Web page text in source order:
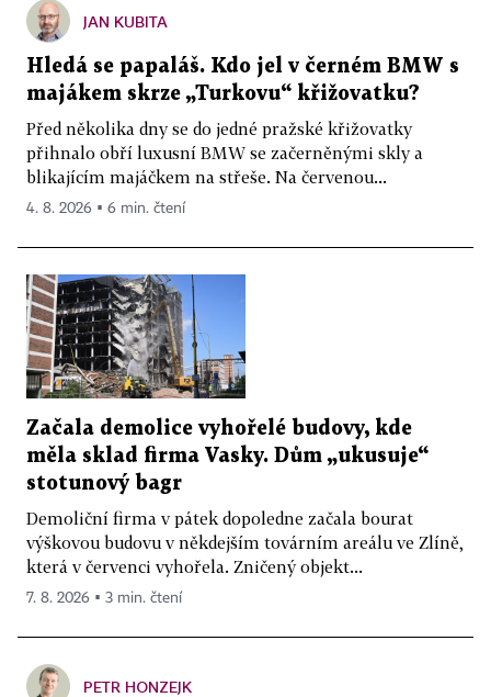
JAN KUBITA
Hledá se papaláš. Kdo jel v černém BMW s
majákem skrze „Turkovu“ křižovatku?
Před několika dny se do jedné pražské křižovatky
přihnalo obří luxusní BMW se začerněnými skly a
blikajícím majáčkem na střeše. Na červenou...
4. 8. 2026 ▪ 6 min. čtení
Začala demolice vyhořelé budovy, kde
měla sklad firma Vasky. Dům „ukusuje“
stotunový bagr
Demoliční firma v pátek dopoledne začala bourat
výškovou budovu v někdejším továrním areálu ve Zlíně,
která v červenci vyhořela. Zničený objekt...
7. 8. 2026 ▪ 3 min. čtení
PETR HONZEJK